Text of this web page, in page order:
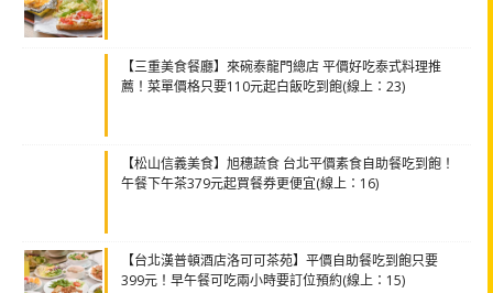
【三重美食餐廳】來碗泰龍門總店 平價好吃泰式料理推
薦！菜單價格只要110元起白飯吃到飽(線上：23)
【松山信義美食】旭穗蔬食 台北平價素食自助餐吃到飽！
午餐下午茶379元起買餐券更便宜(線上：16)
【台北漢普頓酒店洛可可茶苑】平價自助餐吃到飽只要
399元！早午餐可吃兩小時要訂位預約(線上：15)